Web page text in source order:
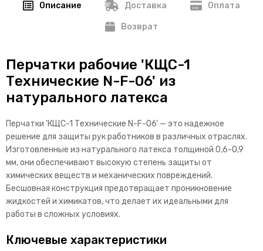
Описание Доставка Оплата
Возврат
Перчатки рабочие 'КЩС-1
Технические N-F-06' из
натурального латекса
Перчатки 'КЩС-1 Технические N-F-06' — это надежное
решение для защиты рук работников в различных отраслях.
Изготовленные из натурального латекса толщиной 0,6-0,9
мм, они обеспечивают высокую степень защиты от
химических веществ и механических повреждений.
Бесшовная конструкция предотвращает проникновение
жидкостей и химикатов, что делает их идеальными для
работы в сложных условиях.
Ключевые характеристики